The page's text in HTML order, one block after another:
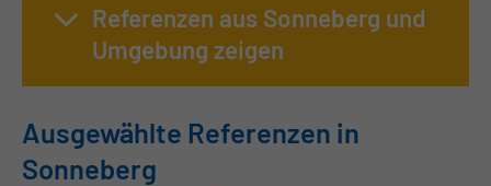
Referenzen aus Sonneberg und
Umgebung zeigen
Ausgewählte Referenzen in
Sonneberg